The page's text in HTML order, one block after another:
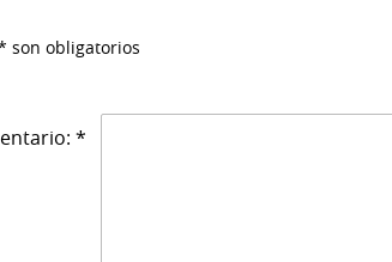
son obligatorios
*